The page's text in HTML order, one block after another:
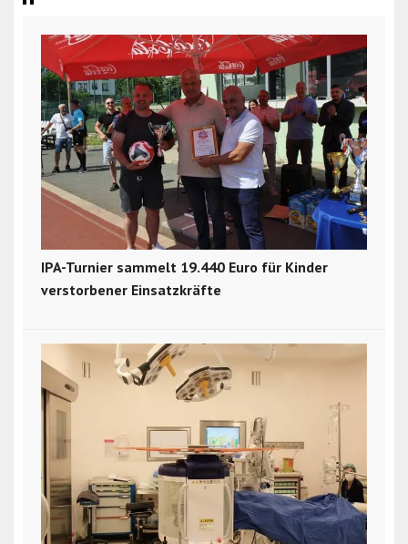
IPA-Turnier sammelt 19.440 Euro für Kinder
verstorbener Einsatzkräfte